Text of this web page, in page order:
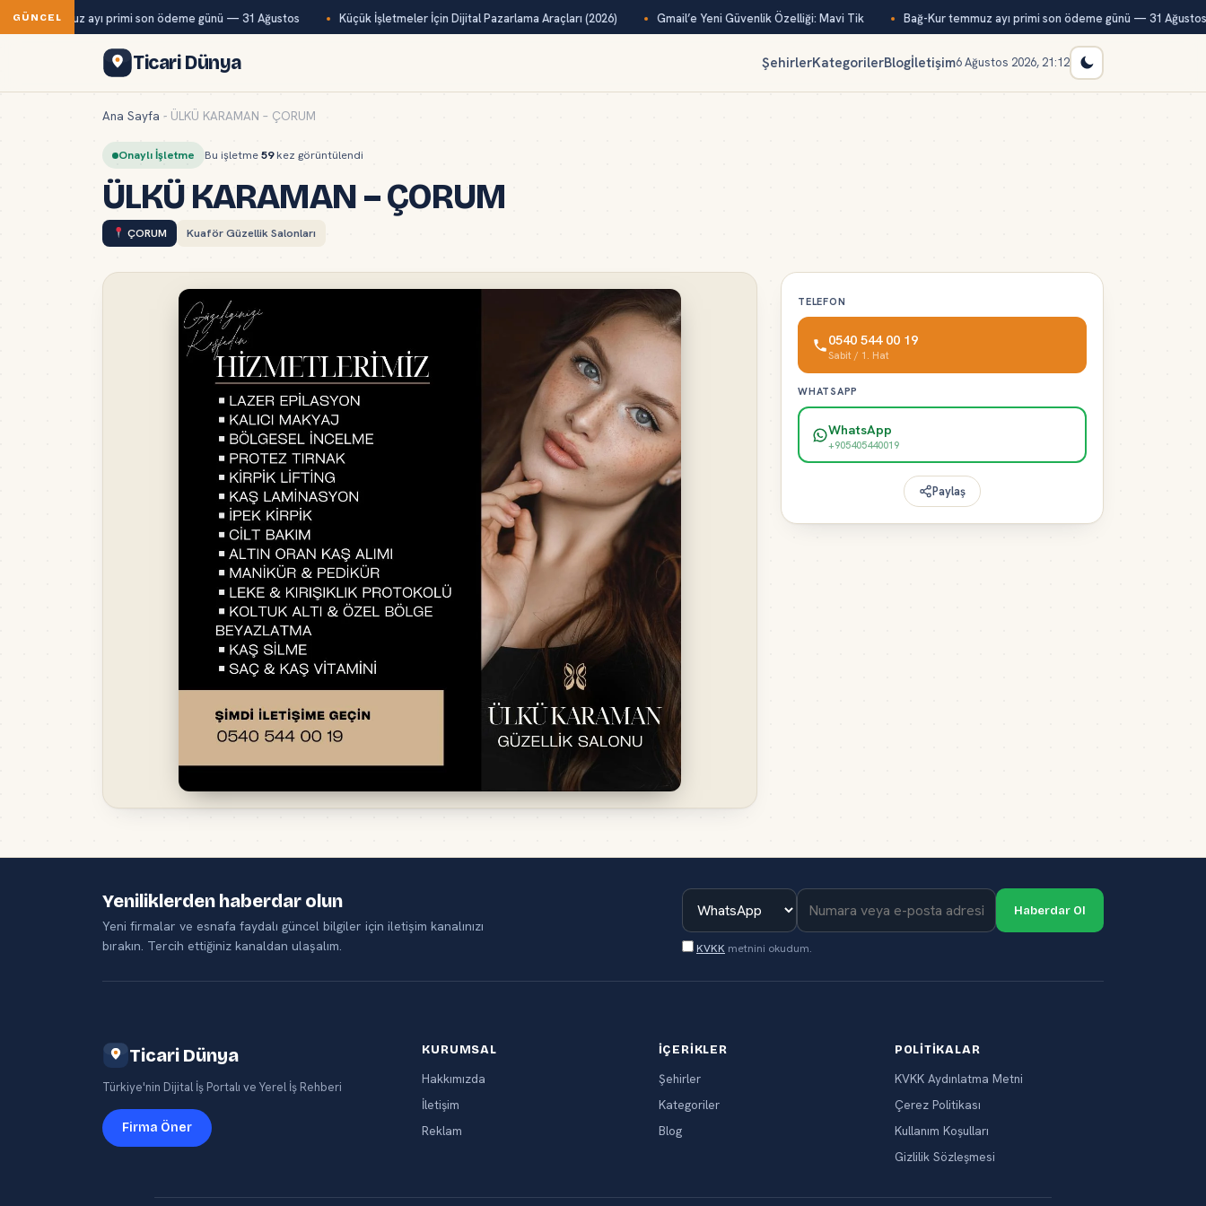
GÜNCEL
Kur temmuz ayı primi son ödeme günü — 31 Ağustos Küçük İşletmeler İçin Dijital Pazarlama Araçları (2026) Gmail’e Yeni Güvenlik Özelliği: Mavi Tik Bağ-Kur temmuz ayı primi son ödeme günü — 31 Ağustos
Ticari Dünya ŞehirlerKategorilerBlogİletişim6 Ağustos 2026, 21:12
Ana Sayfa - ÜLKÜ KARAMAN – ÇORUM
Onaylı İşletme Bu işletme59kez görüntülendi
ÜLKÜ KARAMAN – ÇORUM
ÇORUM Kuaför Güzellik Salonları
TELEFON
0540 544 00 19
Sabit / 1. Hat
WHATSAPP
WhatsApp
+905405440019
Paylaş
Yeniliklerden haberdar olun
Yeni firmalar ve esnafa faydalı güncel bilgiler için iletişim kanalınızı
bırakın. Tercih ettiğiniz kanaldan ulaşalım.
Haberdar Ol
KVKK metnini okudum.
Ticari Dünya
Türkiye'nin Dijital İş Portalı ve Yerel İş Rehberi
Firma Öner
KURUMSAL
Hakkımızda
İletişim
Reklam
İÇERIKLER
Şehirler
Kategoriler
Blog
POLITIKALAR
KVKK Aydınlatma Metni
Çerez Politikası
Kullanım Koşulları
Gizlilik Sözleşmesi